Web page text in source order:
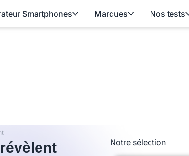
Smartphones Marques Nos tests
Notre sélection